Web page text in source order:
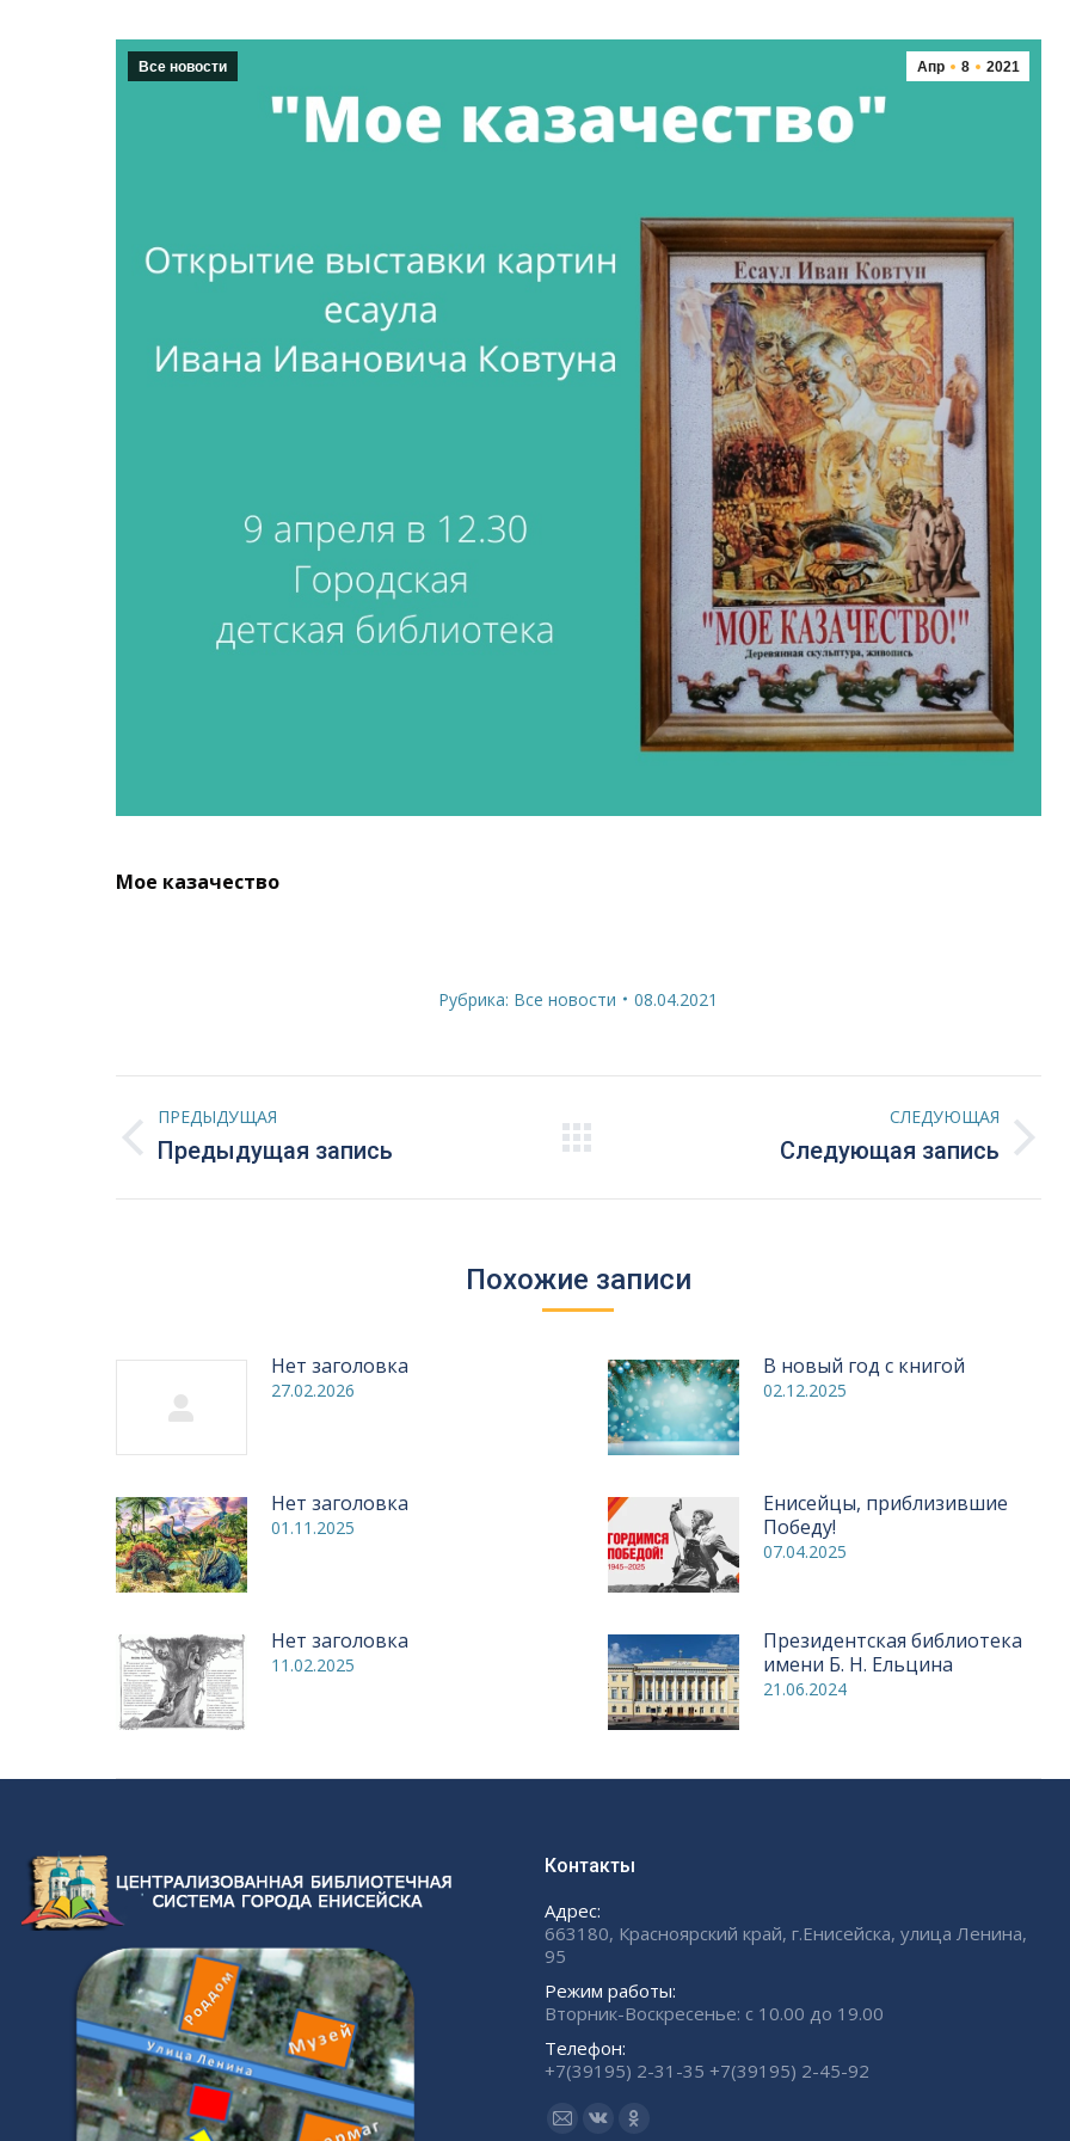
Апр 8 2021
Все новости
Мое казачество
Рубрика: Все новости 08.04.2021
Навигация
по
записям
ПРЕДЫДУЩАЯ
Предыдущая
запись:
Предыдущая запись
СЛЕДУЮЩАЯ
Следующая запись
Похожие записи
Нет заголовка
27.02.2026
В новый год с книгой
02.12.2025
Нет заголовка
01.11.2025
Енисейцы, приблизившие
Победу!
07.04.2025
Нет заголовка
11.02.2025
Президентская библиотека
имени Б. Н. Ельцина
21.06.2024
Контакты
Адрес:
663180, Красноярский край, г.Енисейска, улица Ленина,
95
Режим работы:
Вторник-Воскресенье: с 10.00 до 19.00
Телефон:
+7(39195) 2-31-35 +7(39195) 2-45-92
Ищите нас:
СтраницаСтраница
Страница